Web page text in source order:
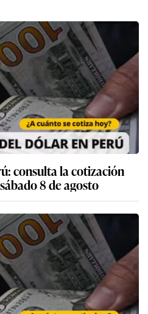
consulta la cotización
8 de agosto